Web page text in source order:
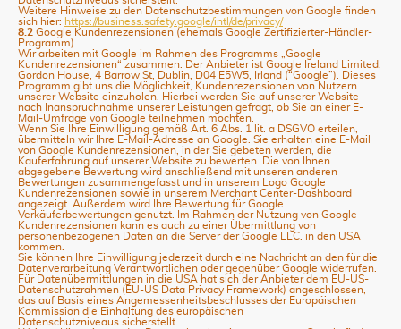
Weitere Hinweise zu den Datenschutzbestimmungen von Google finden
sich hier: https://business.safety.google/intl /de/privacy/
8.2 Google Kundenrezensionen (ehemals Google Zertifizierter-Händler-
Programm)
Wir arbeiten mit Google im Rahmen des Programms „Google
Kundenrezensionen“ zusammen. Der Anbieter ist Google Ireland Limited,
Gordon House, 4 Barrow St, Dublin, D04 E5W5, Irland (“Google”). Dieses
Programm gibt uns die Möglichkeit, Kundenrezensionen von Nutzern
unserer Website einzuholen. Hierbei werden Sie auf unserer Website
nach Inanspruchnahme unserer Leistungen gefragt, ob Sie an einer E-
Mail-Umfrage von Google teilnehmen möchten.
Wenn Sie Ihre Einwilligung gemäß Art. 6 Abs. 1 lit. a DSGVO erteilen,
übermitteln wir Ihre E-Mail-Adresse an Google. Sie erhalten eine E-Mail
von Google Kundenrezensionen, in der Sie gebeten werden, die
Kauferfahrung auf unserer Website zu bewerten. Die von Ihnen
abgegebene Bewertung wird anschließend mit unseren anderen
Bewertungen zusammengefasst und in unserem Logo Google
Kundenrezensionen sowie in unserem Merchant Center-Dashboard
angezeigt. Außerdem wird Ihre Bewertung für Google
Verkäuferbewertungen genutzt. Im Rahmen der Nutzung von Google
Kundenrezensionen kann es auch zu einer Übermittlung von
personenbezogenen Daten an die Server der Google LLC. in den USA
kommen.
Sie können Ihre Einwilligung jederzeit durch eine Nachricht an den für die
Datenverarbeitung Verantwortlichen oder gegenüber Google widerrufen.
Für Datenübermittlungen in die USA hat sich der Anbieter dem EU-US-
Datenschutzrahmen (EU-US Data Privacy Framework) angeschlossen,
das auf Basis eines Angemessenheitsbeschlusses der Europäischen
Kommission die Einhaltung des europäischen
Datenschutzniveaus sicherstellt.